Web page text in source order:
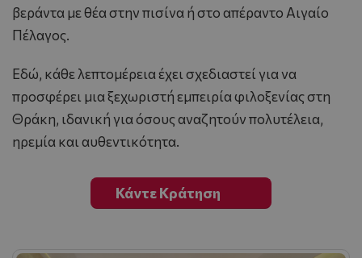
βεράντα με θέα στην πισίνα ή στο απέραντο Αιγαίο
Πέλαγος.
Εδώ, κάθε λεπτομέρεια έχει σχεδιαστεί για να
προσφέρει μια ξεχωριστή εμπειρία φιλοξενίας στη
Θράκη, ιδανική για όσους αναζητούν πολυτέλεια,
ηρεμία και αυθεντικότητα.
Κάντε Κράτηση